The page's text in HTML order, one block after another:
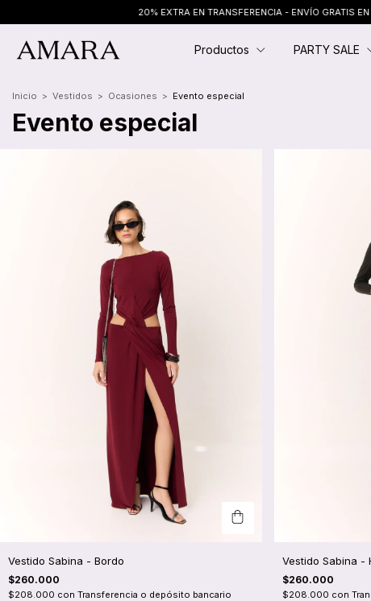
20% EXTRA EN TRANSFERENCIA - ENVÍO GRATIS EN COMPRAS + $250.000
Productos PARTY SALE
Inicio > Vestidos > Ocasiones > Evento especial
Evento especial
Vestido Sabina - Bordo
$260.000
$208.000 con Transferencia o depósito bancario
Vestido Sabina -
$260.000
$208.000 con